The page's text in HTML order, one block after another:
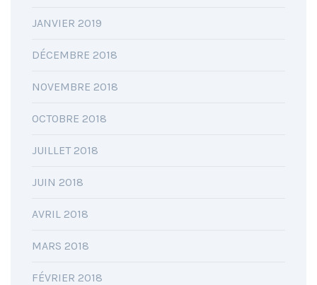
JANVIER 2019
DÉCEMBRE 2018
NOVEMBRE 2018
OCTOBRE 2018
JUILLET 2018
JUIN 2018
AVRIL 2018
MARS 2018
FÉVRIER 2018